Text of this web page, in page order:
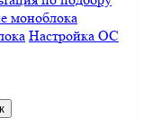
моноблока
Настройка ОС